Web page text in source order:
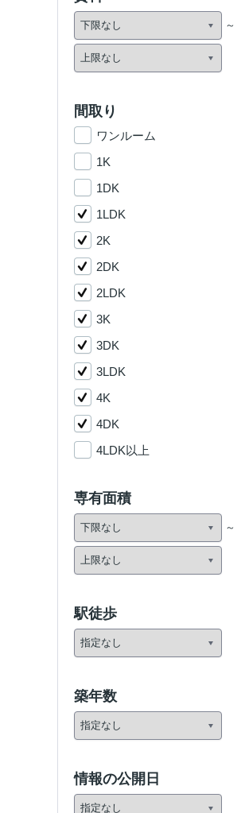
間取り
ワンルーム
1K
1DK
1LDK
2K
2DK
2LDK
3K
3DK
3LDK
4K
4DK
4LDK以上
専有面積
駅徒歩
築年数
情報の公開日